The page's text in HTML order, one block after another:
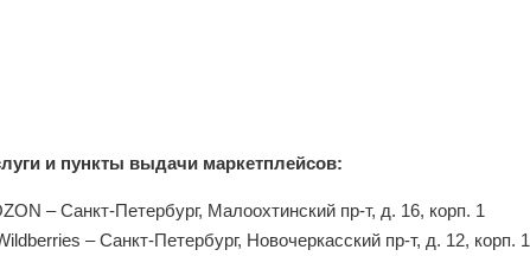
и пункты выдачи маркетплейсов:
– Санкт-Петербург, Малоохтинский пр-т, д. 16, корп. 1
– Санкт-Петербург, Новочеркасский пр-т, д. 12, корп. 1